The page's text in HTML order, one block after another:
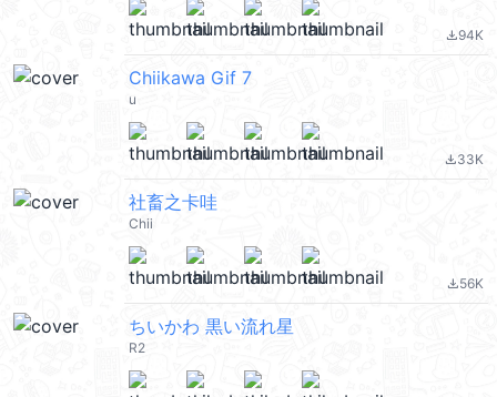
file_download94K
Chiikawa Gif 7
u
file_download33K
社畜之卡哇
Chii
file_download56K
ちいかわ 黒い流れ星
R2